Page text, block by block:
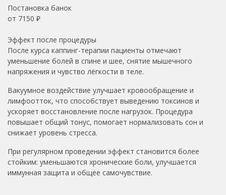
Постановка банок
от 7150 ₽
Эффект после процедуры
После курса каппинг-терапии пациенты отмечают
уменьшение болей в спине и шее, снятие мышечного
напряжения и чувство лёгкости в теле.
Вакуумное воздействие улучшает кровообращение и
лимфоотток, что способствует выведению токсинов и
ускоряет восстановление после нагрузок. Процедура
повышает общий тонус, помогает нормализовать сон и
снижает уровень стресса.
При регулярном проведении эффект становится более
стойким: уменьшаются хронические боли, улучшается
иммунная защита и общее самочувствие.